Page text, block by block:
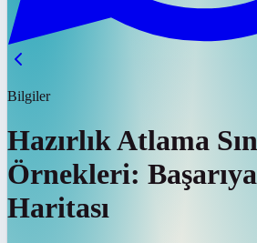
Bilgiler
Hazırlık Atlama
Örnekleri:
Haritası